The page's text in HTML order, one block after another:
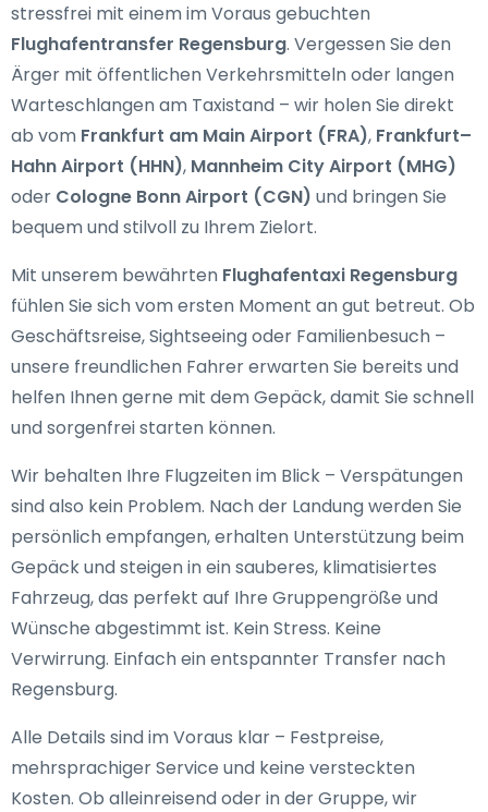
stressfrei mit einem im Voraus gebuchten
Flughafentransfer Regensburg. Vergessen Sie den
Ärger mit öffentlichen Verkehrsmitteln oder langen
Warteschlangen am Taxistand – wir holen Sie direkt
ab vom Frankfurt am Main Airport (FRA), Frankfurt–
Hahn Airport (HHN), Mannheim City Airport (MHG)
oder Cologne Bonn Airport (CGN) und bringen Sie
bequem und stilvoll zu Ihrem Zielort.
Mit unserem bewährten Flughafentaxi Regensburg
fühlen Sie sich vom ersten Moment an gut betreut. Ob
Geschäftsreise, Sightseeing oder Familienbesuch –
unsere freundlichen Fahrer erwarten Sie bereits und
helfen Ihnen gerne mit dem Gepäck, damit Sie schnell
und sorgenfrei starten können.
Wir behalten Ihre Flugzeiten im Blick – Verspätungen
sind also kein Problem. Nach der Landung werden Sie
persönlich empfangen, erhalten Unterstützung beim
Gepäck und steigen in ein sauberes, klimatisiertes
Fahrzeug, das perfekt auf Ihre Gruppengröße und
Wünsche abgestimmt ist. Kein Stress. Keine
Verwirrung. Einfach ein entspannter Transfer nach
Regensburg.
Alle Details sind im Voraus klar – Festpreise,
mehrsprachiger Service und keine versteckten
Kosten. Ob alleinreisend oder in der Gruppe, wir